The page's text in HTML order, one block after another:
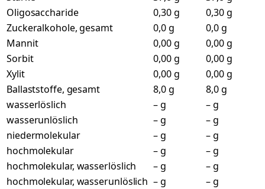
Oligosaccharide
0,30 g
0,30 g
Zuckeralkohole, gesamt
0,0 g
0,0 g
Mannit
0,00 g
0,00 g
Sorbit
0,00 g
0,00 g
Xylit
0,00 g
0,00 g
Ballaststoffe, gesamt
8,0 g
8,0 g
wasserlöslich
– g
– g
wasserunlöslich
– g
– g
niedermolekular
– g
– g
hochmolekular
– g
– g
hochmolekular, wasserlöslich
– g
– g
hochmolekular, wasserunlöslich – g
– g